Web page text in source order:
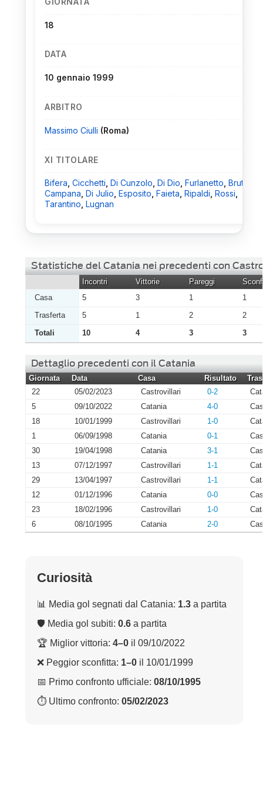
18
DATA
10 gennaio 1999
ARBITRO
Massimo Ciulli (Roma)
XI TITOLARE
Bifera Cicchetti Di Cunzolo Di Dio Furlanetto Brutto
Campana Di Julio Esposito Faieta Ripaldi Rossi
Tarantino Lugnan
Statistiche del Catania nei precedenti con
Incontri Vittorie Pareggi
Casa
5 3 1
1
Trasferta
5 1 2
2
Totali
10 4 3 3
Dettaglio precedenti con il Catania
Giornata Data Casa Risultato
22
05/02/2023 Castrovillari 0-2
5
09/10/2022 Catania 4-0
18
10/01/1999 Castrovillari 1-0
1
06/09/1998 Catania 0-1
30
19/04/1998 Catania 3-1
13
07/12/1997 Castrovillari 1-1
29
13/04/1997 Castrovillari 1-1
12
01/12/1996 Catania 0-0
23
18/02/1996 Castrovillari 1-0
6
08/10/1995 Catania 2-0
Curiosità
📊 Media gol segnati dal Catania: 1.3 a partita
🛡 Media gol subiti: 0.6 a partita
🏆 Miglior vittoria: 4–0 il 09/10/2022
❌ Peggior sconfitta: 1–0 il 10/01/1999
📅 Primo confronto ufficiale: 08/10/1995
⏱ Ultimo confronto: 05/02/2023